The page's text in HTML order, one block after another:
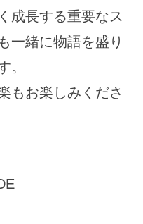
成長する重要なス
一緒に物語を盛り
。
もお楽しみくださ